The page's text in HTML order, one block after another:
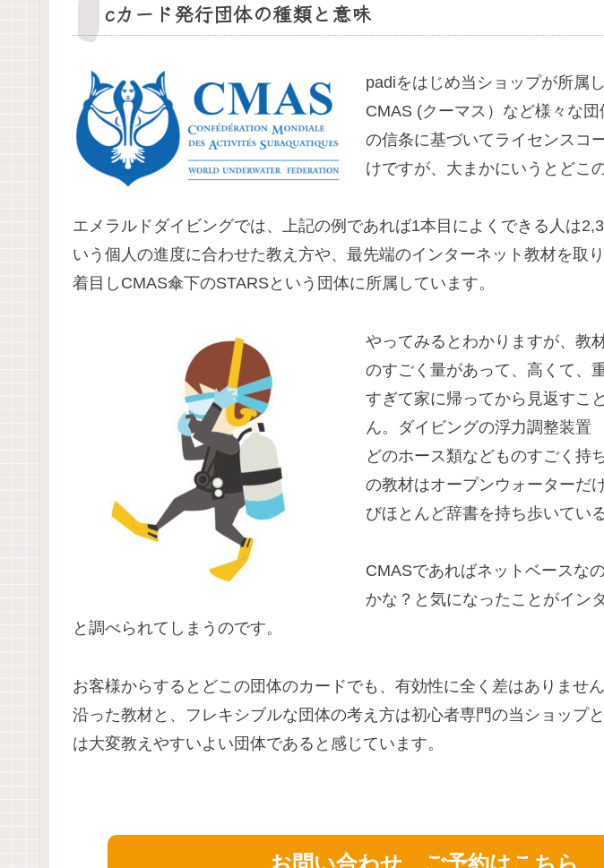
cカード発行団体の種類と意味
padiをはじめ当ショップが所属
CMAS (クーマス）など様々な
の信条に基づいてライセンスコ
けですが、大まかにいうとどこ
エメラルドダイビングでは、上記の例であれば1本目によくできる人は
いう個人の進度に合わせた教え方や、最先端のインターネット教材を取
着目しCMAS傘下のSTARSという団体に所属しています。
やってみるとわかりますが、教
のすごく量があって、高くて、
すぎて家に帰ってから見返すこ
ん。ダイビングの浮力調整装
どのホース類などものすごく持
の教材はオープンウォーターだ
びほとんど辞書を持ち歩いてい
CMASであればネットベースな
かな？と気になったことがイン
と調べられてしまうのです。
お客様からするとどこの団体のカードでも、有効性に全く差はありませ
沿った教材と、フレキシブルな団体の考え方は初心者専門の当ショップ
は大変教えやすいよい団体であると感じています。
お問い合わせ、ご予約はこちら